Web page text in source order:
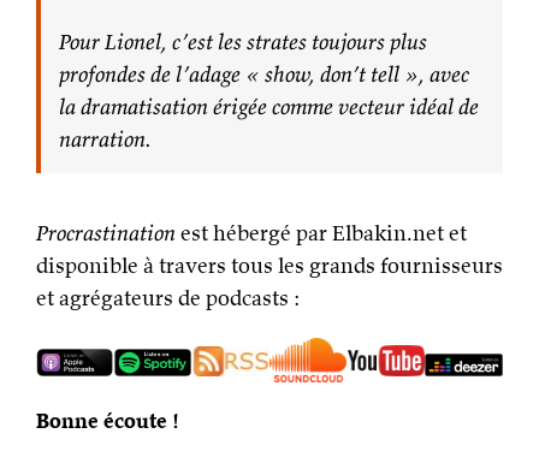
Pour Lionel, c’est les strates toujours plus
profondes de l’adage « show, don’t tell », avec
la dramatisation érigée comme vecteur idéal de
narration.
Procrastinationest hébergé par Elbakin.net et
disponible à travers tous les grands fournisseurs
et agrégateurs de podcasts :
Bonne écoute !